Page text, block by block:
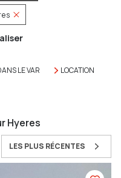
LE VAR
LOCATION
Hyeres
LES PLUS RÉCENTES